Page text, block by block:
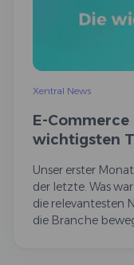
Xentral News
E-
wichtigsten
Unser erster
der letzte. Was
die relevantesten
die Branche